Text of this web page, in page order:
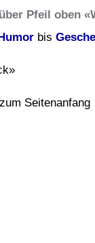
Pfeil oben
bis
Seitenanfang